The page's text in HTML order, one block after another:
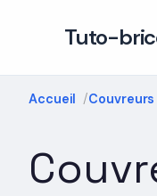
Tuto-
Accueil Couvreurs